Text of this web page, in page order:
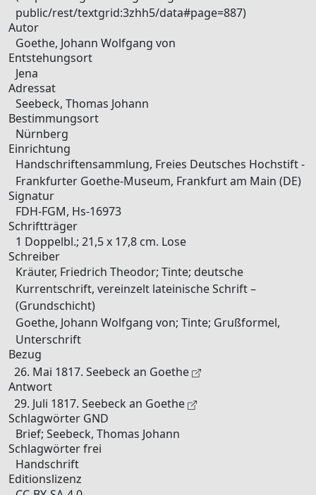
public/rest/textgrid:3zhh5/data#page=887)
Autor
Goethe, Johann Wolfgang von
Entstehungsort
Jena
Adressat
Seebeck, Thomas Johann
Bestimmungsort
Nürnberg
Einrichtung
Handschriftensammlung, Freies Deutsches Hochstift -
Frankfurter Goethe-Museum, Frankfurt am Main (DE)
Signatur
FDH-FGM, Hs-16973
Schriftträger
1 Doppelbl.; 21,5 x 17,8 cm. Lose
Schreiber
Kräuter, Friedrich Theodor; Tinte; deutsche
Kurrentschrift, vereinzelt lateinische Schrift –
(Grundschicht)
Goethe, Johann Wolfgang von; Tinte; Grußformel,
Unterschrift
Bezug
26. Mai 1817. Seebeck an Goethe
Antwort
29. Juli 1817. Seebeck an Goethe
Schlagwörter GND
Brief; Seebeck, Thomas Johann
Schlagwörter frei
Handschrift
Editionslizenz